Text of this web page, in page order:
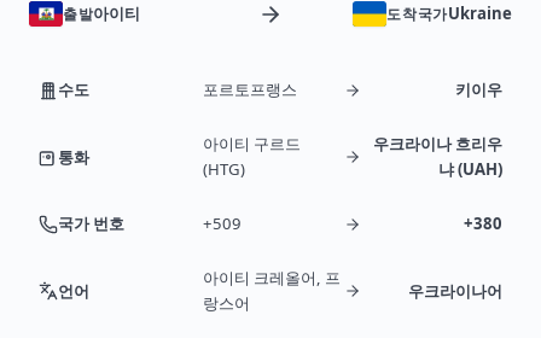
출발아이티 도착국가Ukraine
수도 포르토프랭스 키이우
통화
아이티 구르드
(HTG)
우크라이나 흐리우
냐 (UAH)
국가 번호 +509 +380
언어
아이티 크레올어, 프
랑스어
우크라이나어